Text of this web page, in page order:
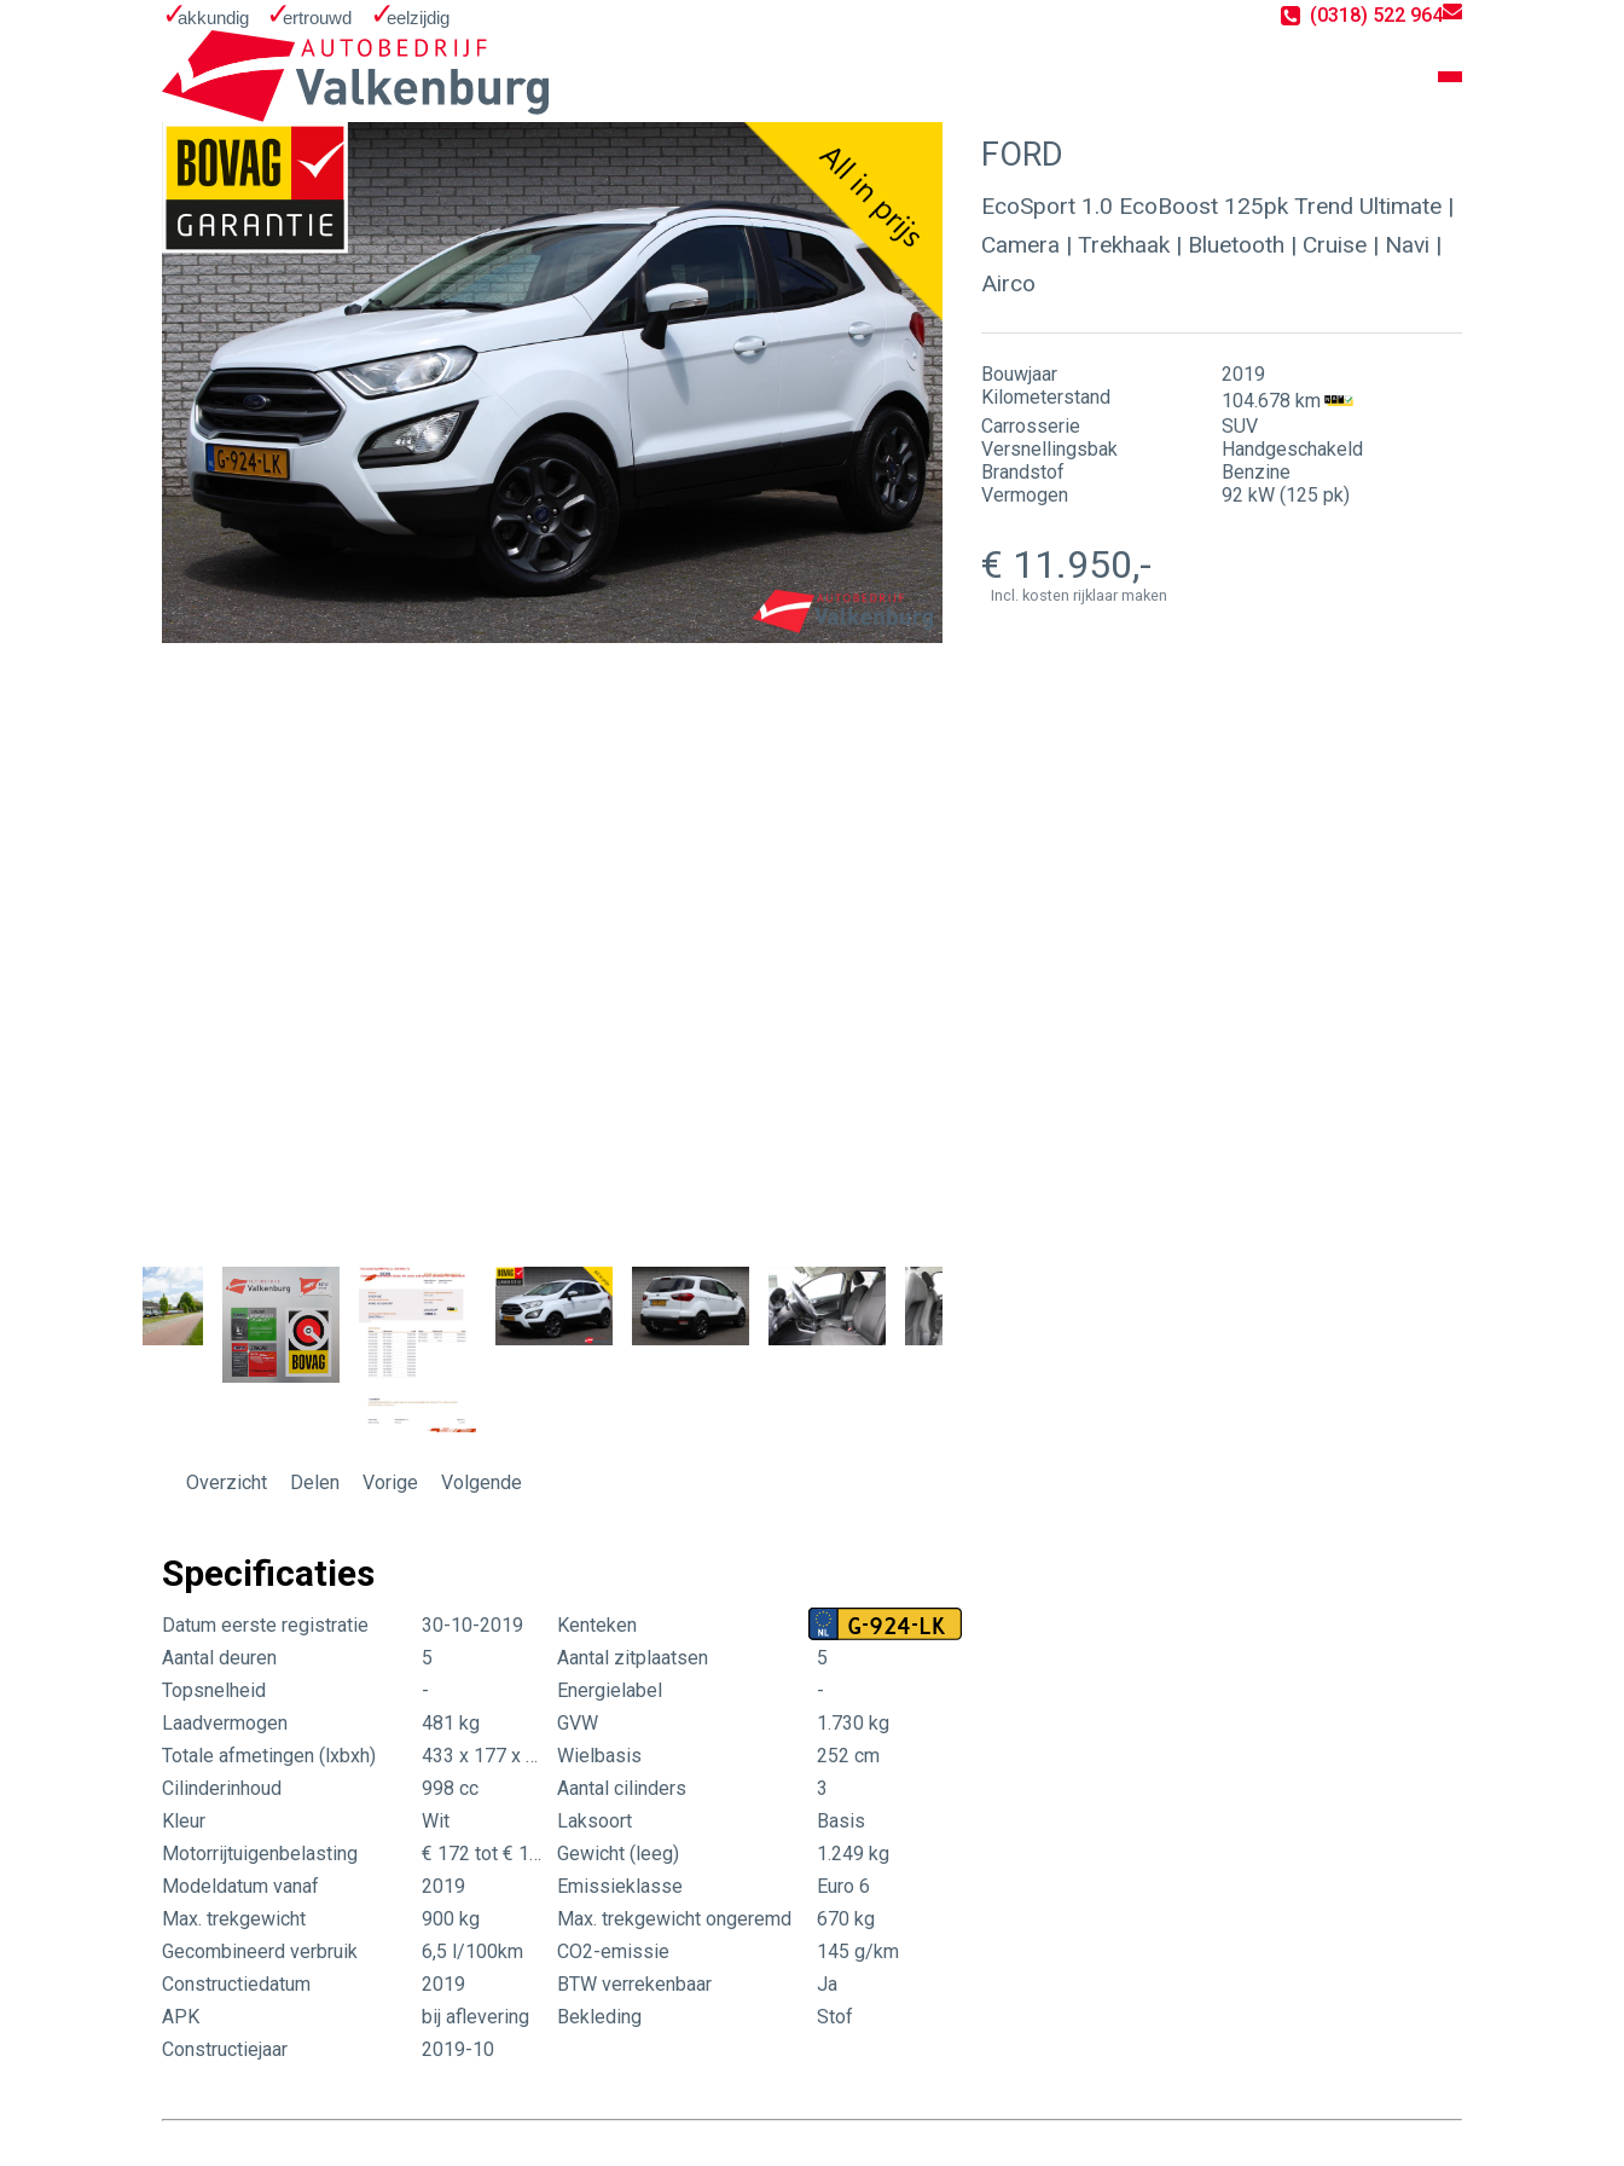
(0318) 522 964
Home Occasions
Zoekopdracht
Over ons
Werken bij
Werkplaats
Werkplaatsreservering
GMTO Diagnose specialist
FORD
EcoSport 1.0 EcoBoost 125pk Trend Ultimate |
Camera | Trekhaak | Bluetooth | Cruise | Navi |
Airco
Bouwjaar
2019
Kilometerstand
104.678 km
Carrosserie
SUV
Versnellingsbak
Handgeschakeld
Brandstof
Benzine
Vermogen
92 kW (125 pk)
11.950
Incl. kosten rijklaar maken
Overzicht Delen Vorige Volgende
Specificaties
Datum eerste registratie 30-10-2019 Kenteken G-924-LK
Aantal deuren 5 Aantal zitplaatsen
5
Topsnelheid
- Energielabel
-
Laadvermogen
481 kg GVW
1.730 kg
Totale afmetingen (lxbxh)
433 x 177 x 171 cm Wielbasis
252 cm
Cilinderinhoud
998 cc Aantal cilinders
3
Kleur
Wit Laksoort
Basis
Motorrijtuigenbelasting
€ 172 tot € 188 per kwartaal Gewicht (leeg)
1.249 kg
Modeldatum vanaf
2019 Emissieklasse
Euro 6
Max. trekgewicht
900 kg Max. trekgewicht ongeremd
670 kg
Gecombineerd verbruik
6,5 l/100km CO2-emissie
145 g/km
Constructiedatum
2019 BTW verrekenbaar
Ja
APK
bij aflevering Bekleding
Stof
Constructiejaar
2019-10